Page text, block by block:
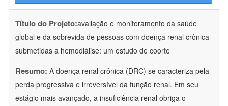
Título do Projeto:avaliação e monitoramento da saúde
global e da sobrevida de pessoas com doença renal crônica
submetidas a hemodiálise: um estudo de coorte
Resumo: A doença renal crônica (DRC) se caracteriza pela
perda progressiva e irreversível da função renal. Em seu
estágio mais avançado, a insuficiência renal obriga o